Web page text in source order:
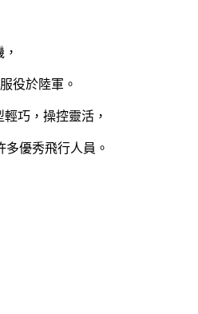
役於陸軍。
巧，操控靈活，
優秀飛行人員。